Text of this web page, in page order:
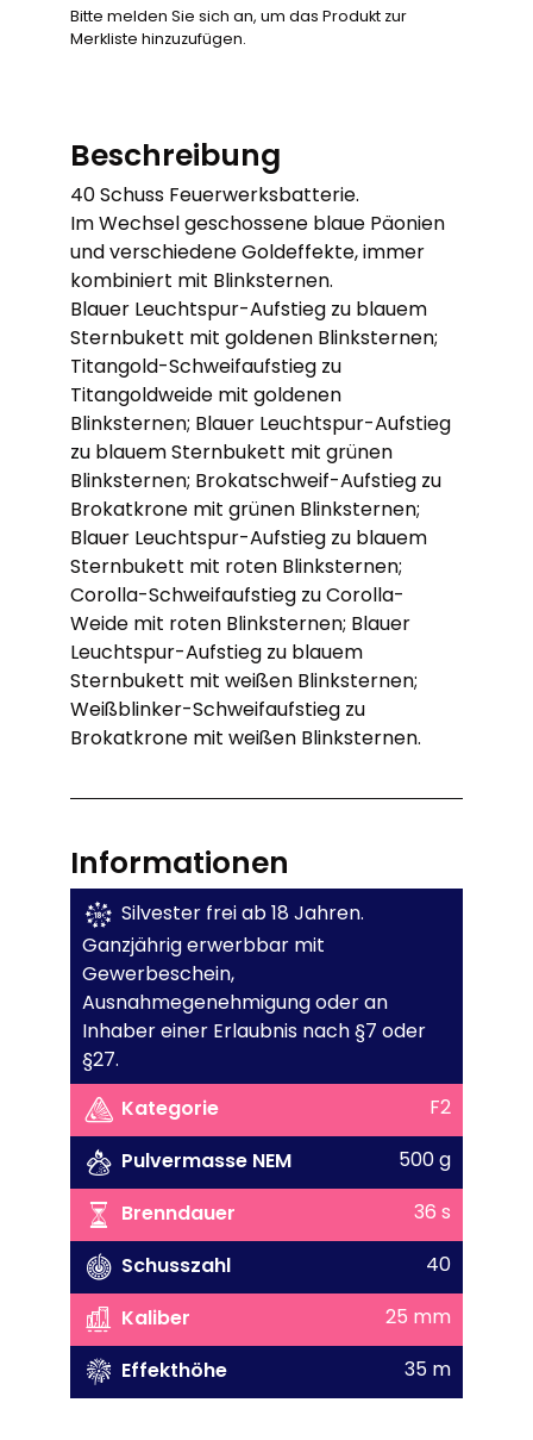
Bitte melden Sie sich an, um das Produkt zur
Merkliste hinzuzufügen.
Beschreibung
40 Schuss Feuerwerksbatterie.
Im Wechsel geschossene blaue Päonien
und verschiedene Goldeffekte, immer
kombiniert mit Blinksternen.
Blauer Leuchtspur-Aufstieg zu blauem
Sternbukett mit goldenen Blinksternen;
Titangold-Schweifaufstieg zu
Titangoldweide mit goldenen
Blinksternen; Blauer Leuchtspur-Aufstieg
zu blauem Sternbukett mit grünen
Blinksternen; Brokatschweif-Aufstieg zu
Brokatkrone mit grünen Blinksternen;
Blauer Leuchtspur-Aufstieg zu blauem
Sternbukett mit roten Blinksternen;
Corolla-Schweifaufstieg zu Corolla-
Weide mit roten Blinksternen; Blauer
Leuchtspur-Aufstieg zu blauem
Sternbukett mit weißen Blinksternen;
Weißblinker-Schweifaufstieg zu
Brokatkrone mit weißen Blinksternen.
Informationen
Silvester frei ab 18 Jahren.
Ganzjährig erwerbbar mit
Gewerbeschein,
Ausnahmegenehmigung oder an
Inhaber einer Erlaubnis nach §7 oder
§27.
Kategorie
F2
Pulvermasse NEM
500 g
Brenndauer
36 s
Schusszahl
40
Kaliber
25 mm
Effekthöhe
35 m